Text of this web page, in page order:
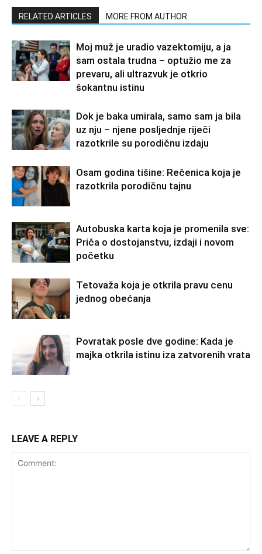
RELATED ARTICLES MORE FROM AUTHOR
Moj muž je uradio vazektomiju, a ja
sam ostala trudna – optužio me za
prevaru, ali ultrazvuk je otkrio
šokantnu istinu
Dok je baka umirala, samo sam ja bila
uz nju – njene posljednje riječi
razotkrile su porodičnu izdaju
Osam godina tišine: Rečenica koja je
razotkrila porodičnu tajnu
Autobuska karta koja je promenila sve:
Priča o dostojanstvu, izdaji i novom
početku
Tetovaža koja je otkrila pravu cenu
jednog obećanja
Povratak posle dve godine: Kada je
majka otkrila istinu iza zatvorenih vrata
LEAVE A REPLY